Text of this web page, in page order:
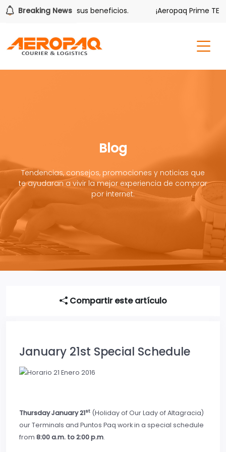
Breaking News
también tiene sus beneficios. ¡Aeropaq Prime TE DA
Blog
Tendencias, consejos, promociones y noticias que
te ayudaran a vivir la mejor experiencia de comprar
por internet.
Compartir este artículo
January 21st Special Schedule
Thursday January 21st (Holiday of Our Lady of Altagracia)
our Terminals and Puntos Paq work in a special schedule
from 8:00 a.m. to 2:00 p.m.